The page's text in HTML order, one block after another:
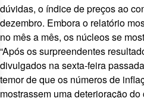
dúvidas, o índice de preços ao
dezembro. Embora o relatório
no mês a mês, os núcleos se
“Após os surpreendentes
divulgados na sexta-feira
temor de que os números de
mostrassem uma deterioração